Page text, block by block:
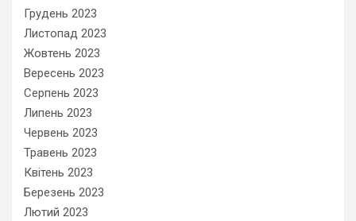
Грудень 2023
Листопад 2023
Жовтень 2023
Вересень 2023
Серпень 2023
Липень 2023
Червень 2023
Травень 2023
Квітень 2023
Березень 2023
Лютий 2023